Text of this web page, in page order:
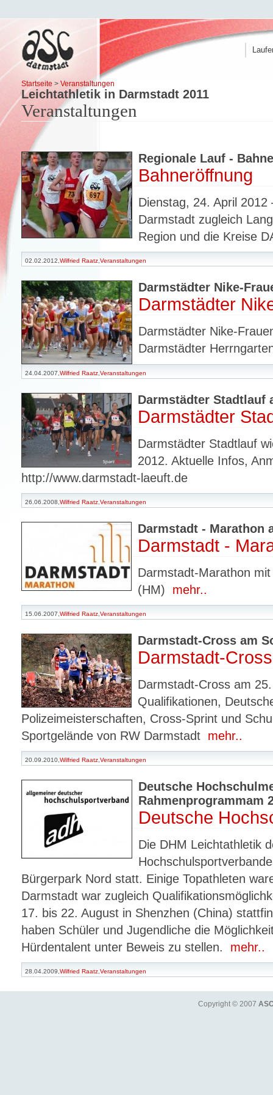
Startseite > Veranstaltungen
Leichtathletik in Darmstadt 2011
Veranstaltungen
Regionale Lauf -
Bahneröffnung
Dienstag, 24. April
Darmstadt zugleich
Region und die Kreise
02.02.2012, Wilfried Raatz Veranstaltungen
Darmstädter Nike-
Darmstädter
Darmstädter Nike-
Darmstädter
24.04.2007, Wilfried Raatz Veranstaltungen
Darmstädter Stadtlauf
Darmstädter
Darmstädter Stadtlauf
2012. Aktuelle Infos,
http://www.darmstadt-laeuft.de
26.06.2008, Wilfried Raatz Veranstaltungen
Darmstadt - Marathon
Darmstadt -
Darmstadt-Marathon
(HM) mehr..
15.06.2007, Wilfried Raatz Veranstaltungen
Darmstadt-Cross am
Darmstadt-Cross
Darmstadt-Cross am
Qualifikationen,
Polizeimeisterschaften, Cross-Sprint und
Sportgelände von RW Darmstadt mehr..
20.09.2010, Wilfried Raatz Veranstaltungen
Deutsche
Rahmenprogrammam
Deutsche
Die DHM Leichtathletik
Bürgerpark Nord statt. Einige Topathleten
Darmstadt war zugleich
17. bis 22. August in Shenzhen (China)
haben Schüler und Jugendliche die
Hürdentalent unter Beweis zu stellen. mehr..
28.04.2009, Wilfried Raatz Veranstaltungen
Copyright © 2007